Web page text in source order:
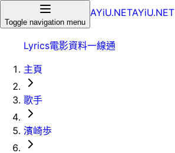
Toggle navigation menu
AYiU.NETAYiU.NET
Lyrics電影資料一線通
主頁
歌手
濱崎歩